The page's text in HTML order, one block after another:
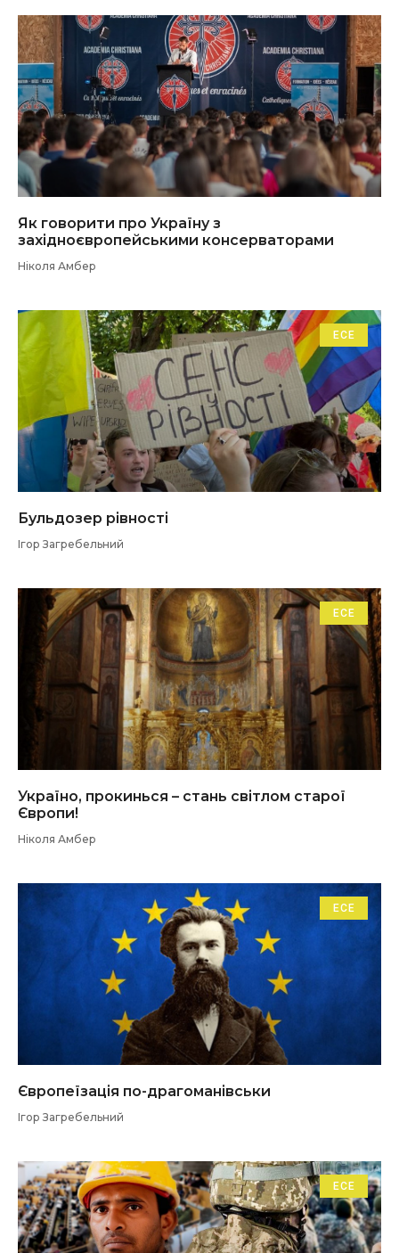
Як говорити про Україну з
західноєвропейськими консерваторами
Ніколя Амбер
ЕСЕ
Бульдозер рівності
Ігор Загребельний
ЕСЕ
Україно, прокинься – стань світлом старої
Європи!
Ніколя Амбер
ЕСЕ
Європеїзація по-драгоманівськи
Ігор Загребельний
ЕСЕ